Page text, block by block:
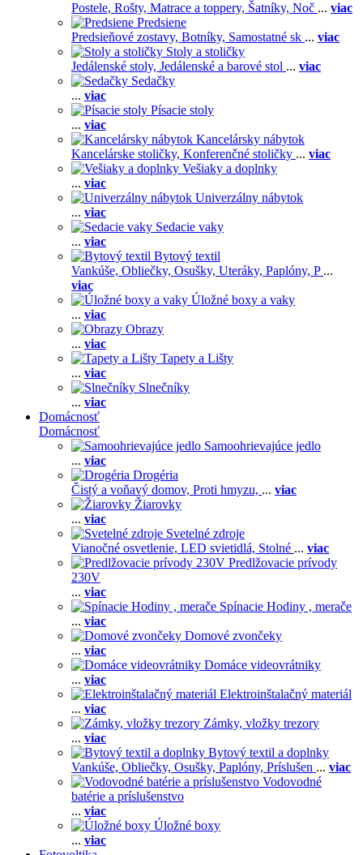
Postele, Rošty, Matrace a toppery, Šatníky, Noč ... viac
Predsiene
Predsieňové zostavy, Botníky, Samostatné sk ... viac
Stoly a stoličky
Jedálenské stoly, Jedálenské a barové stol ... viac
Sedačky
... viac
Písacie stoly
... viac
Kancelársky nábytok
Kancelárske stoličky, Konferenčné stoličky ... viac
Vešiaky a doplnky
... viac
Univerzálny nábytok
... viac
Sedacie vaky
... viac
Bytový textil
Vankúše, Obliečky, Osušky, Uteráky, Paplóny, P ...
viac
Úložné boxy a vaky
... viac
Obrazy
... viac
Tapety a Lišty
... viac
Slnečníky
... viac
Domácnosť
Domácnosť
Samoohrievajúce jedlo
... viac
Drogéria
Čistý a voňavý domov, Proti hmyzu, ... viac
Žiarovky
... viac
Svetelné zdroje
Vianočné osvetlenie, LED svietidlá, Stolné ... viac
Predlžovacie prívody
230V
... viac
Spínacie Hodiny , merače
... viac
Domové zvončeky
... viac
Domáce videovrátniky
... viac
Elektroinštalačný materiál
... viac
Zámky, vložky trezory
... viac
Bytový textil a doplnky
Vankúše, Obliečky, Osušky, Paplóny, Príslušen ... viac
Vodovodné
batérie a príslušenstvo
... viac
Úložné boxy
... viac